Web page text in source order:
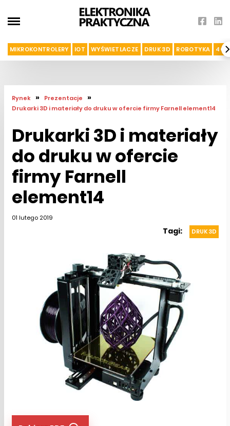
MIKROKONTROLERY IOT WYŚWIETLACZE DRUK 3D ROBOTYKA 4G I
Rynek » Prezentacje »
Drukarki 3D i materiały do druku w ofercie firmy Farnell element14
Drukarki 3D i materiały
do druku w ofercie
firmy Farnell
element14
01 lutego 2019
Tagi: DRUK 3D